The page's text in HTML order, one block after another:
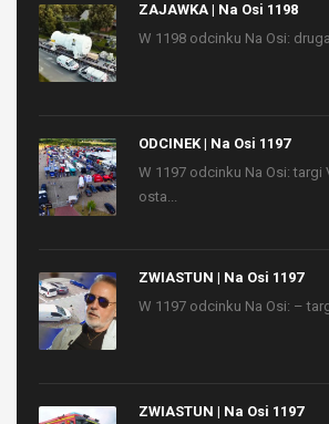
ZAJAWKA | Na Osi 1198
W 1198 odcinku Na Osi:
ODCINEK | Na Osi 1197
W 1197 odcinku Na Osi: targi
osta...
ZWIASTUN | Na Osi 1197
W 1197 odcinku Na Osi: –
ZWIASTUN | Na Osi 1197